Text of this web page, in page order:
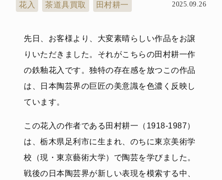
花入 茶道具買取 田村耕一 2025.09.26
先日、お客様より、大変素晴らしい作品をお譲
りいただきました。それがこちらの田村耕一作
の鉄釉花入です。独特の存在感を放つこの作品
は、日本陶芸界の巨匠の美意識を色濃く反映し
ています。
この花入の作者である田村耕一（1918-1987）
は、栃木県足利市に生まれ、のちに東京美術学
校（現・東京藝術大学）で陶芸を学びました。
戦後の日本陶芸界が新しい表現を模索する中、